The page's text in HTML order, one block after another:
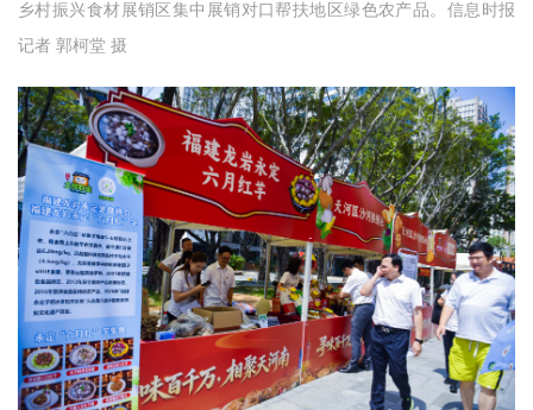
乡村振兴食材展销区集中展销对口帮扶地区绿色农产品。信息时报
记者 郭柯堂 摄